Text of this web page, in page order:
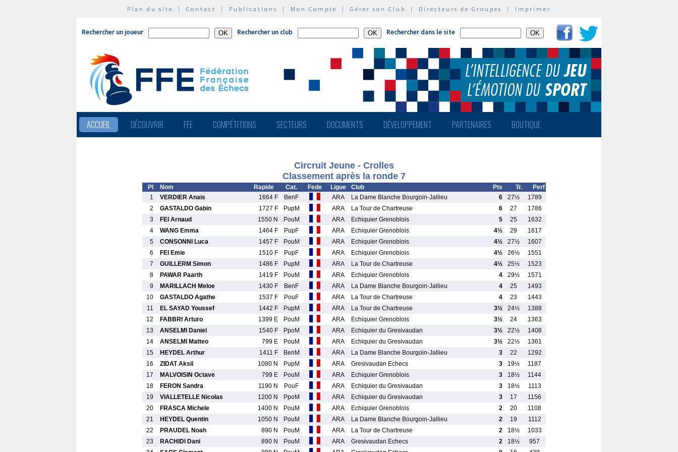
Plan du site | Contact | Publications | Mon Compte | Gérer son Club | Directeurs de Groupes | Imprimer
Rechercher un joueur Rechercher un club Rechercher dans le site
ACCUEIL DÉCOUVRIR FFE COMPÉTITIONS SECTEURS DOCUMENTS DÉVELOPPEMENT PARTENAIRES BOUTIQUE
Circruit Jeune - Crolles
Classement après la ronde 7
Pl Nom Rapide Cat. Fede Ligue Club Pts Tr.
Perf
1
VERDIER Anais 1664 F BenF ARA La Dame Blanche Bourgoin-Jallieu 6 27½
1789
2
GASTALDO Gabin 1727 F PupM ARA La Tour de Chartreuse 6 27
1786
3
FEI Arnaud 1550 N PouM ARA Echiquier Grenoblois 5 25
1632
4
WANG Emma 1464 F PupF ARA Echiquier Grenoblois 4½ 29
1617
5
CONSONNI Luca 1457 F PouM ARA Echiquier Grenoblois 4½ 27½
1607
6
FEI Emie 1510 F PupF ARA Echiquier Grenoblois 4½ 26½
1551
7
GUILLERM Simon 1486 F PupM ARA La Tour de Chartreuse 4½ 25½
1523
8
PAWAR Paarth 1419 F PouM ARA Echiquier Grenoblois 4 29½
1571
9
MARILLACH Meloe 1430 F BenF ARA La Dame Blanche Bourgoin-Jallieu 4 25
1493
10
GASTALDO Agathe 1537 F PouF ARA La Tour de Chartreuse 4 23
1443
11
EL SAYAD Youssef 1442 F PupM ARA La Tour de Chartreuse 3½ 24½
1388
12
FABBRI Arturo 1399 E PouM ARA Echiquier Grenoblois 3½ 24
1363
13
ANSELMI Daniel 1540 F PpoM ARA Echiquier du Gresivaudan 3½ 22½
1408
14
ANSELMI Matteo 799 E PouM ARA Echiquier du Gresivaudan 3½ 22½
1361
15
HEYDEL Arthur 1411 F BenM ARA La Dame Blanche Bourgoin-Jallieu 3 22
1292
16
ZIDAT Aksil 1080 N PupM ARA Gresivaudan Echecs 3 19½
1187
17
MALVOISIN Octave 799 E PouM ARA Echiquier Grenoblois 3 18½
1144
18
FERON Sandra 1190 N PouF ARA Echiquier du Gresivaudan 3 18½
1113
19
VIALLETELLE Nicolas 1200 N PpoM ARA Echiquier du Gresivaudan 3 17
1156
20
FRASCA Michele 1400 N PouM ARA Echiquier Grenoblois 2 20
1108
21
HEYDEL Quentin 1050 N PouM ARA La Dame Blanche Bourgoin-Jallieu 2 19
1112
22
PRAUDEL Noah 890 N PouM ARA La Tour de Chartreuse 2 18½
1033
23
RACHIDI Dani 890 N PouM ARA Gresivaudan Echecs 2 18½
957